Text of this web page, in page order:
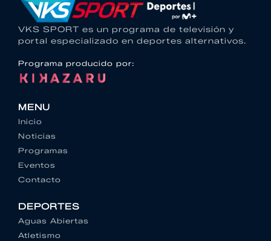
VKS SPORT es un programa de televisión y
portal especializado en deportes alternativos.
Programa producido por:
MENU
Inicio
Noticias
Programas
Eventos
Contacto
DEPORTES
Aguas Abiertas
Atletismo